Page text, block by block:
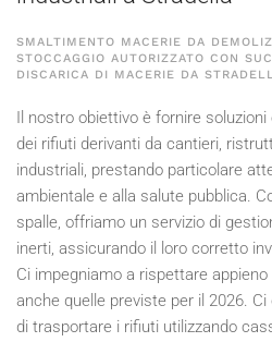
SMALTIMENTO MACERIE DA
STOCCAGGIO AUTORIZZATO CON
DISCARICA DI MACERIE DA
Il nostro obiettivo è fornire
dei rifiuti derivanti da cantieri,
industriali, prestando particolare
ambientale e alla salute pubblica.
spalle, offriamo un servizio di
inerti, assicurando il loro corretto
Ci impegniamo a rispettare
anche quelle previste per il 2026.
di trasportare i rifiuti utilizzando